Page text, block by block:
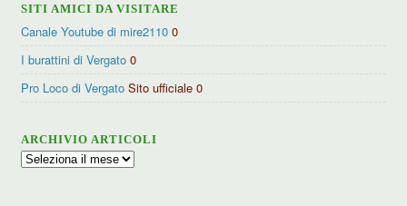
SITI AMICI DA VISITARE
Canale Youtube di mire2110 0
I burattini di Vergato 0
Pro Loco di Vergato Sito ufficiale 0
ARCHIVIO ARTICOLI
Archivio